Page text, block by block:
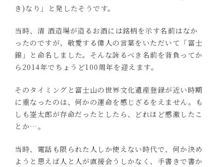
き)なり」と発したそうです。
当時、清 酒造場が造るお酒には銘柄を示す名前はなか
ったのですが、敬愛する偉人の言葉をいただいて「富士
錦」と命名しました。そんな誇るべき名前を背負ってか
ら2014年でちょうど100周年を迎えます。
そのタイミングと富士山の世界文化遺産登録が近い時期
に重なったのは、何かの運命を感じざるをえません。も
しも崟太郎が存命だったとしたら、どれほど感激したこ
とか…。
当時、電話も限られた人しか使えない時代で、何か決め
ようと思えば人と人が直接会うしかなく、手書きで書か